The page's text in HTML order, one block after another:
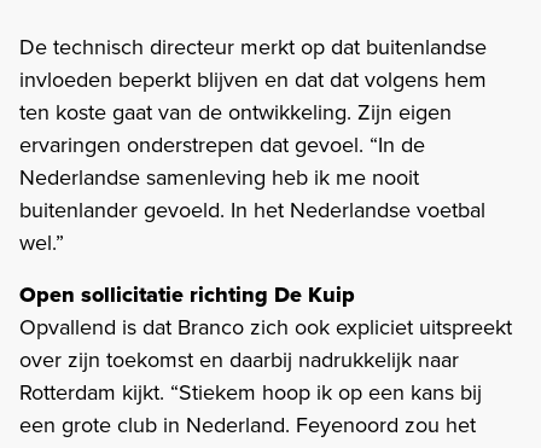
De technisch directeur merkt op dat buitenlandse
invloeden beperkt blijven en dat dat volgens hem
ten koste gaat van de ontwikkeling. Zijn eigen
ervaringen onderstrepen dat gevoel. “In de
Nederlandse samenleving heb ik me nooit
buitenlander gevoeld. In het Nederlandse voetbal
wel.”
Open sollicitatie richting De Kuip
Opvallend is dat Branco zich ook expliciet uitspreekt
over zijn toekomst en daarbij nadrukkelijk naar
Rotterdam kijkt. “Stiekem hoop ik op een kans bij
een grote club in Nederland. Feyenoord zou het